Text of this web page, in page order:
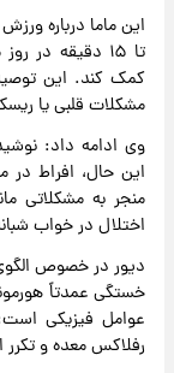
تا ۱۵ دقیقه
کمک کند. این
مشکلات قلبی یا
وی ادامه داد:
منجر به مشکلاتی
اختلال در خواب
دیور در خصوص
خستگی عمدتاً
عوامل فیزیکی
رفلاکس معده و